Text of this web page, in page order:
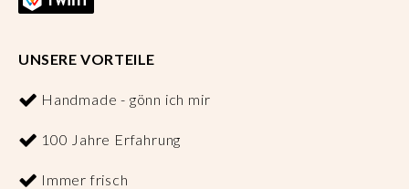
UNSERE VORTEILE
Handmade - gönn ich mir
100 Jahre Erfahrung
Immer frisch